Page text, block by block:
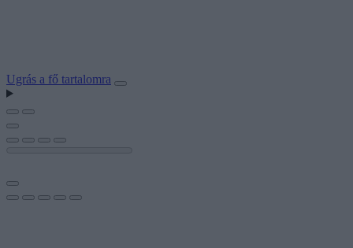
Ugrás a fő tartalomra